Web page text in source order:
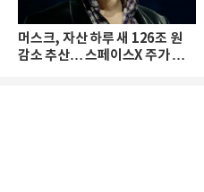
머스크, 자산 하루 새 126조 원
감소 추산… 스페이스X 주가 하